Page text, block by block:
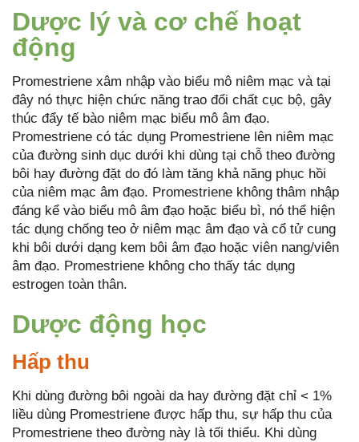
Dược lý và cơ chế hoạt
động
Promestriene xâm nhập vào biểu mô niêm mạc và tại
đây nó thực hiện chức năng trao đổi chất cục bộ, gây
thúc đẩy tế bào niêm mạc biểu mô âm đạo.
Promestriene có tác dụng Promestriene lên niêm mạc
của đường sinh dục dưới khi dùng tại chỗ theo đường
bôi hay đường đặt do đó làm tăng khả năng phục hồi
của niêm mạc âm đạo. Promestriene không thâm nhập
đáng kể vào biểu mô âm đạo hoặc biểu bì, nó thể hiện
tác dụng chống teo ở niêm mạc âm đạo và cổ tử cung
khi bôi dưới dạng kem bôi âm đạo hoặc viên nang/viên
âm đạo. Promestriene không cho thấy tác dụng
estrogen toàn thân.
Dược động học
Hấp thu
Khi dùng đường bôi ngoài da hay đường đặt chỉ < 1%
liều dùng Promestriene được hấp thu, sự hấp thu của
Promestriene theo đường này là tối thiểu. Khi dùng